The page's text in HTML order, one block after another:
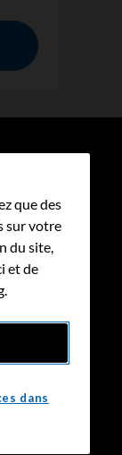
que des
sur votre
du site,
et de
dans